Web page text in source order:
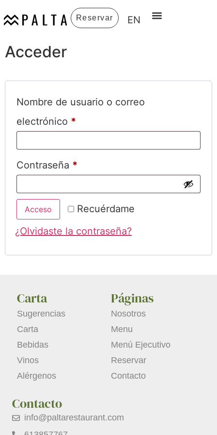
Reservar EN
Acceder
Nombre de usuario o correo
electrónico *
Contraseña *
Recuérdame
Acceso
¿Olvidaste la contraseña?
Carta
Sugerencias
Carta
Bebidas
Vinos
Alérgenos
Páginas
Nosotros
Menu
Menú Ejecutivo
Reservar
Contacto
Contacto
info@paltarestaurant.com